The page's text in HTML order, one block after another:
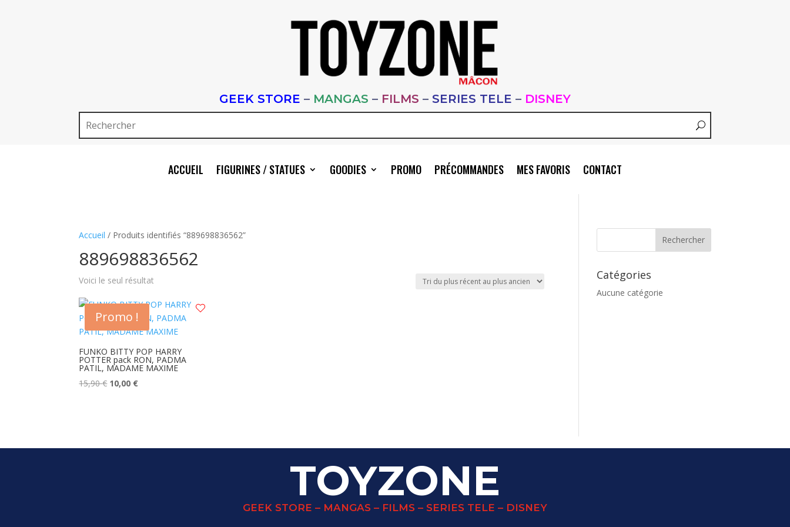
GEEK STORE – MANGAS – FILMS – SERIES TELE – DISNEY
ACCUEIL FIGURINES / STATUES GOODIES PROMO PRÉCOMMANDES MES FAVORIS CONTACT
Accueil / Produits identifiés “889698836562”
889698836562
Voici le seul résultat
Promo !
FUNKO BITTY POP HARRY
POTTER pack RON, PADMA
PATIL, MADAME MAXIME
15,90€ Le
10,00 €Le
Catégories
Aucune catégorie
TOYZONE
GEEK STORE – MANGAS – FILMS – SERIES TELE – DISNEY